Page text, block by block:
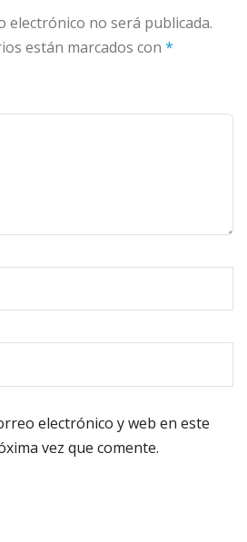
electrónico no será publicada.
están marcados con *
electrónico y web en este
vez que comente.